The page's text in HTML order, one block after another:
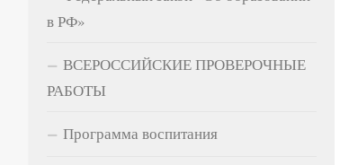
в РФ»
ВСЕРОССИЙСКИЕ ПРОВЕРОЧНЫЕ
РАБОТЫ
Программа воспитания